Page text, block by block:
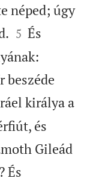
néped; úgy


5 És
beszéde
királya a
és
Gileád
És